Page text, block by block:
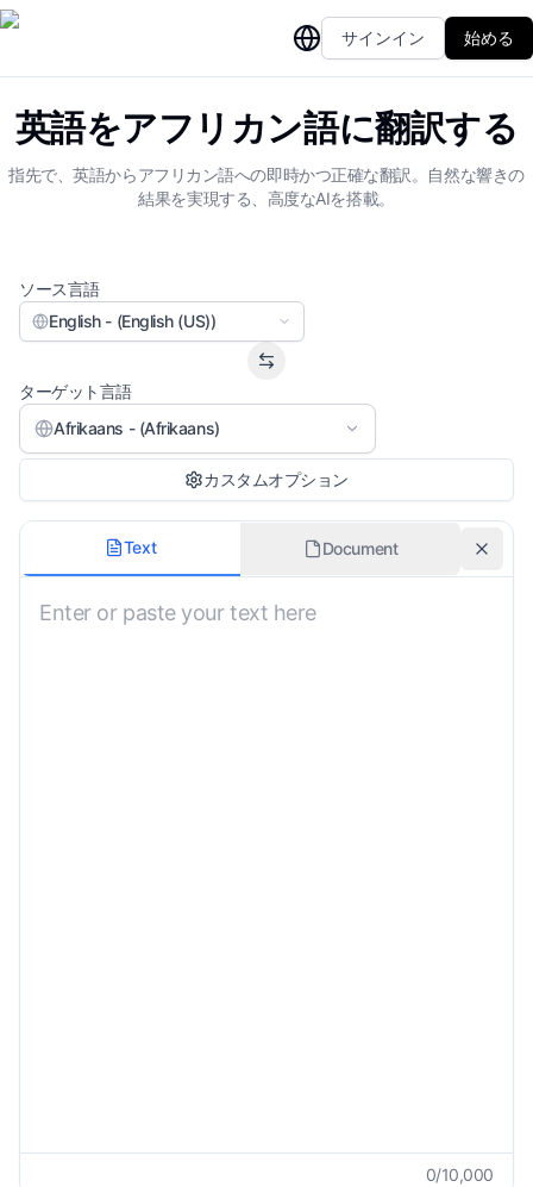
サインイン 始める
英語をアフリカン語に翻訳する
指先で、英語からアフリカン語への即時かつ正確な翻訳。自然な響きの
結果を実現する、高度なAIを搭載。
ソース言語
English - (English (US))
ターゲット言語
Afrikaans - (Afrikaans)
カスタムオプション
元の書式を維持
Text Document
0/10,000